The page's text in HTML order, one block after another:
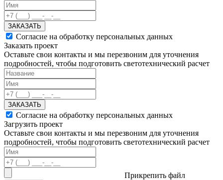
ЗАКАЗАТЬ
Согласие на обработку персональных данных
Заказать проект
Оставьте свои контакты и мы перезвоним для уточнения
подробностей, чтобы подготовить светотехнический расчет
ЗАКАЗАТЬ
Согласие на обработку персональных данных
Загрузить проект
Оставьте свои контакты и мы перезвоним для уточнения
подробностей, чтобы подготовить светотехнический расчет
Прикрепить файл